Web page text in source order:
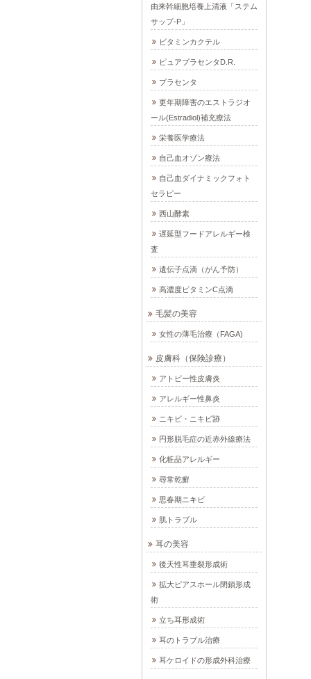
由来幹細胞培養上清液「ステム
サップ-P」
ビタミンカクテル
ピュアプラセンタD.R.
プラセンタ
更年期障害のエストラジオ
ール(Estradiol)補充療法
栄養医学療法
自己血オゾン療法
自己血ダイナミックフォト
セラピー
西山酵素
遅延型フードアレルギー検
査
遺伝子点滴（がん予防）
高濃度ビタミンC点滴
毛髪の美容
女性の薄毛治療（FAGA)
皮膚科（保険診療）
アトピー性皮膚炎
アレルギー性鼻炎
ニキビ・ニキビ跡
円形脱毛症の近赤外線療法
化粧品アレルギー
尋常乾癬
思春期ニキビ
肌トラブル
耳の美容
後天性耳垂裂形成術
拡大ピアスホール閉鎖形成
術
立ち耳形成術
耳のトラブル治療
耳ケロイドの形成外科治療